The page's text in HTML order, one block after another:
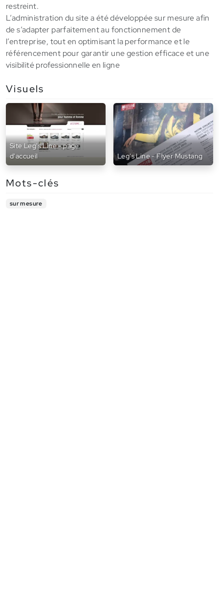
restreint.
L’administration du site a été développée sur mesure afin
de s’adapter parfaitement au fonctionnement de
l’entreprise, tout en optimisant la performance et le
référencement pour garantir une gestion efficace et une
visibilité professionnelle en ligne
Visuels
Site Leg's Line - page
d'accueil
Leg's Line - Flyer Mustang
Mots-clés
sur mesure